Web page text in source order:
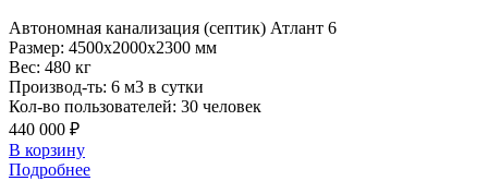
Автономная канализация (септик) Атлант 6
Размер: 4500x2000x2300 мм
Вес: 480 кг
Производ-ть: 6 м3 в сутки
Кол-во пользователей: 30 человек
440 000 ₽
В корзину
Подробнее